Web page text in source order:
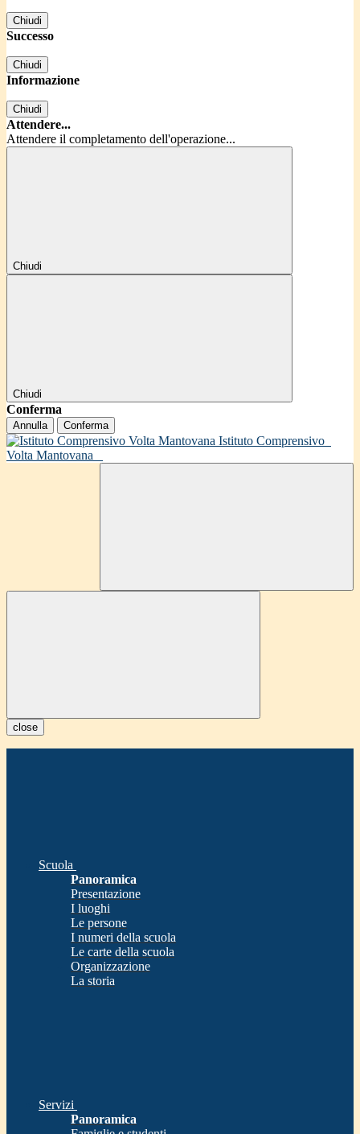
Chiudi
Successo
Chiudi
Informazione
Chiudi
Attendere...
Attendere il completamento dell'operazione...
Chiudi
Chiudi
Conferma
Annulla Conferma
Istituto Comprensivo
Volta Mantovana
close
Scuola
Panoramica
Presentazione
I luoghi
Le persone
I numeri della scuola
Le carte della scuola
Organizzazione
La storia
Servizi
Panoramica